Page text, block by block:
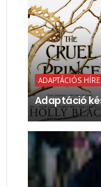
ADAPTÁCIÓS
Adaptáció